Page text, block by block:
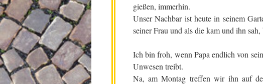
gießen, immerhin.
Unser Nachbar ist heute in seinem
seiner Frau und als die kam und ihn
Ich bin froh, wenn Papa endlich von
Unwesen treibt.
Na, am Montag treffen wir ihn auf